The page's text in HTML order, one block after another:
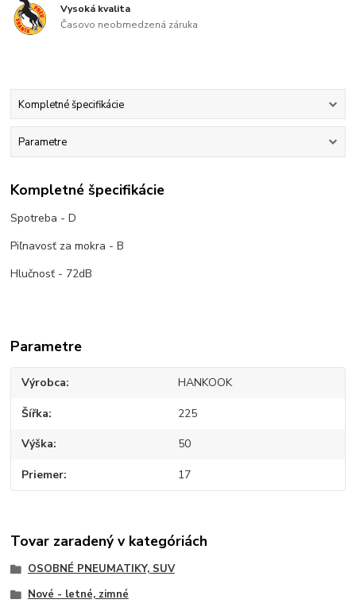
Vysoká kvalita
Časovo neobmedzená záruka
Kompletné špecifikácie
Parametre
Kompletné špecifikácie
Spotreba - D
Piľnavosť za mokra - B
Hlučnosť - 72dB
Parametre
Výrobca HANKOOK
Šířka 225
Výška 50
Priemer 17
Tovar zaradený v kategóriách
OSOBNÉ PNEUMATIKY, SUV
Nové - letné, zimné